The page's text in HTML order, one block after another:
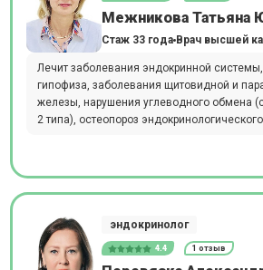
Межникова Татьяна
Стаж 33 года Врач высшей
Лечит заболевания эндокринной
гипофиза, заболевания щитовидной и
железы, нарушения углеводного обмена
2 типа), остеопороз эндокринологического
эндокринолог
4.4 1 отзыв